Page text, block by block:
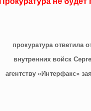
прокуратура ответила
внутренних войск
агентству «Интерфакс»